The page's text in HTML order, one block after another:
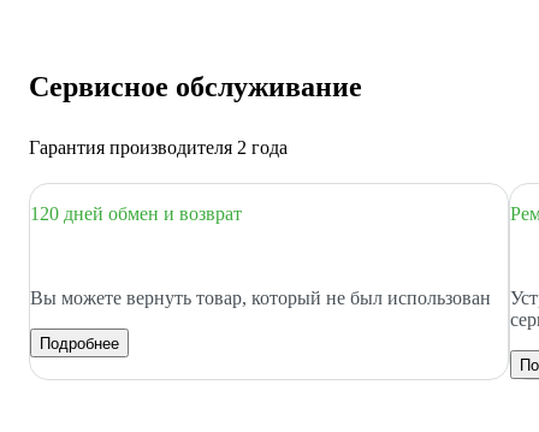
Сервисное обслуживание
Гарантия производителя 2 года
120 дней обмен и возврат
Вы можете вернуть товар, который не был использован
Подробнее